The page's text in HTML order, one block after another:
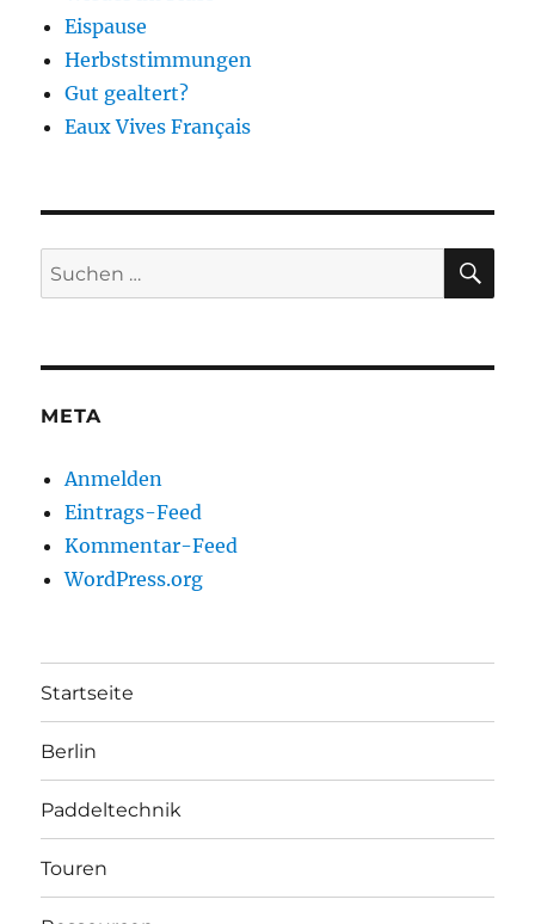
Eispause
Herbststimmungen
Gut gealtert?
Eaux Vives Français
Suchen
nach:
META
Anmelden
Eintrags-Feed
Kommentar-Feed
WordPress.org
Startseite
Berlin
Paddeltechnik
Touren